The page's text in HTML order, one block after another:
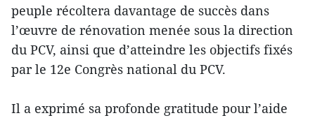
peuple récoltera davantage de succès dans
l’œuvre de rénovation menée sous la direction
du PCV, ainsi que d’atteindre les objectifs fixés
par le 12e Congrès national du PCV.
Il a exprimé sa profonde gratitude pour l’aide